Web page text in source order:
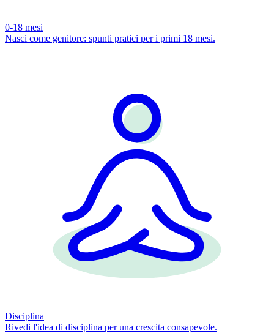
0-18 mesi
Nasci come genitore: spunti pratici per i primi 18 mesi.
Disciplina
Rivedi l'idea di disciplina per una crescita consapevole.